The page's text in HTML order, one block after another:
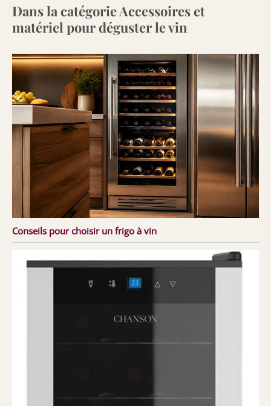
Dans la catégorie Accessoires et
matériel pour déguster le vin
Conseils pour choisir un frigo à vin